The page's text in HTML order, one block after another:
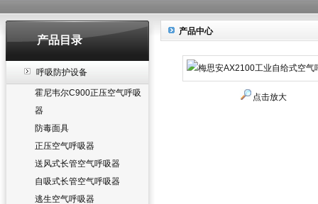
产品目录
呼吸防护设备
霍尼韦尔C900正压空气呼吸
器
防毒面具
正压空气呼吸器
送风式长管空气呼吸器
自吸式长管空气呼吸器
逃生空气呼吸器
产品中心
点击放大